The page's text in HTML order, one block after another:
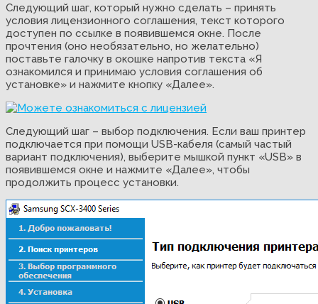
Следующий шаг, который нужно сделать – принять
условия лицензионного соглашения, текст которого
доступен по ссылке в появившемся окне. После
прочтения (оно необязательно, но желательно)
поставьте галочку в окошке напротив текста «Я
ознакомился и принимаю условия соглашения об
установке» и нажмите кнопку «Далее».
Следующий шаг – выбор подключения. Если ваш принтер
подключается при помощи USB-кабеля (самый частый
вариант подключения), выберите мышкой пункт «USB» в
появившемся окне и нажмите «Далее», чтобы
продолжить процесс установки.